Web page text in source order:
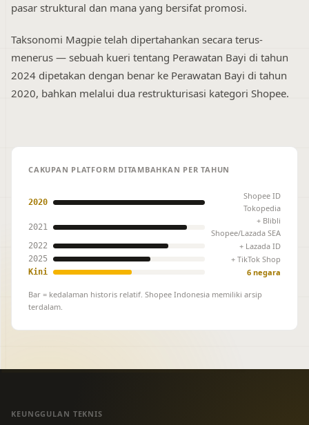
pasar struktural dan mana yang bersifat promosi.
Taksonomi Magpie telah dipertahankan secara terus-
menerus — sebuah kueri tentang Perawatan Bayi di tahun
2024 dipetakan dengan benar ke Perawatan Bayi di tahun
2020, bahkan melalui dua restrukturisasi kategori Shopee.
CAKUPAN PLATFORM DITAMBAHKAN PER TAHUN
2020
Shopee ID
Tokopedia
2021
+ Blibli
Shopee/Lazada SEA
2022 + Lazada ID
2025 + TikTok Shop
Kini 6 negara
Bar = kedalaman historis relatif. Shopee Indonesia memiliki arsip
terdalam.
KEUNGGULAN TEKNIS